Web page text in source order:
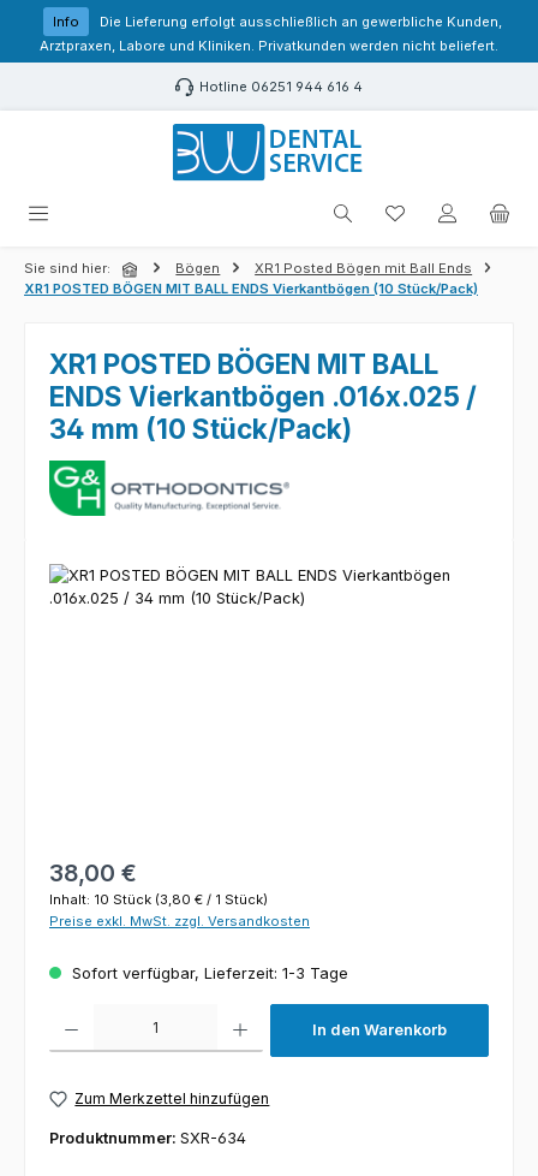
Zum Hauptinhalt springen
Info
Die Lieferung erfolgt ausschließlich an gewerbliche Kunden,
Arztpraxen, Labore und Kliniken. Privatkunden werden nicht beliefert.
Hotline 06251 944 616 4
Du hast 0
Sie sind hier: Bögen
XR1 Posted Bögen mit Ball Ends
XR1 POSTED BÖGEN MIT BALL ENDS Vierkantbögen (10 Stück/Pack)
XR1 POSTED BÖGEN MIT BALL
ENDS Vierkantbögen .016x.025 /
34 mm (10 Stück/Pack)
Bildergalerie überspringen
Regulärer Preis:
38,00 €
Inhalt: 10 Stück (3,80 € / 1 Stück)
Preise exkl. MwSt. zzgl. Versandkosten
Sofort verfügbar, Lieferzeit: 1-3 Tage
In den Warenkorb
Zum Merkzettel hinzufügen
Produktnummer: SXR-634